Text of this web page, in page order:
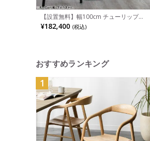
【設置無料】幅100cm チューリップダ
イニングテーブル エーロ・サーリネン
リプロダクト 大理石天板 ダイニングテ
¥182,400 (税込)
おすすめランキング
1